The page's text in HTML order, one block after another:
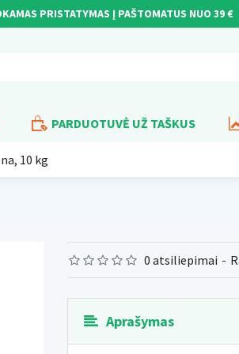
PRISTATYMAS Į PAŠTOMATUS NUO 39 €
PARDUOTUVĖ UŽ TAŠKUS
10 kg
0 atsiliepimai -
Aprašymas